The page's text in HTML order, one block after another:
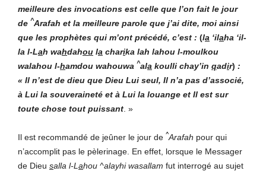
meilleure des invocations est celle que l’on fait le jour
de ^Arafah et la meilleure parole que j’ai dite, moi ainsi
que les prophètes qui m’ont précédé, c’est : (la ‘ilaha ‘il-
la l-Lah wahdahou la charika lah lahou l-moulkou
walahou l-hamdou wahouwa ^ala koulli chay’in qadir) :
« Il n’est de dieu que Dieu Lui seul, Il n’a pas d’associé,
à Lui la souveraineté et à Lui la louange et Il est sur
toute chose tout puissant . »
Il est recommandé de jeûner le jour de ^Arafah pour qui
n’accomplit pas le pèlerinage. En effet, lorsque le Messager
de Dieu salla l-L ahou ^alayhi wasallam fut interrogé au sujet